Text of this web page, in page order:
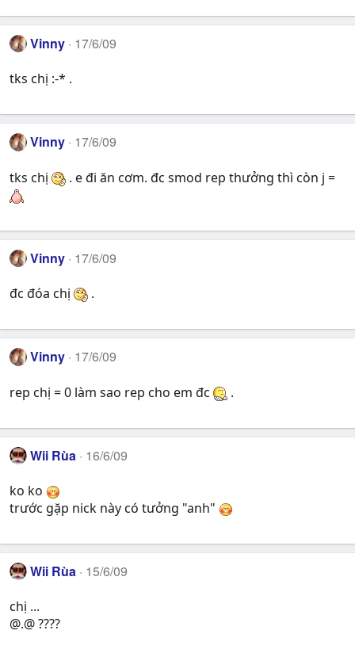
Vinny 17/6/09
tks chị :-* .
Vinny 17/6/09
tks chị . e đi ăn cơm. đc smod rep thưởng thì còn j =
Vinny 17/6/09
đc đóa chị .
Vinny 17/6/09
rep chị = 0 làm sao rep cho em đc .
Wii Rùa 16/6/09
ko ko
trước gặp nick này có tưởng "anh"
Wii Rùa 15/6/09
chị ...
@.@ ????